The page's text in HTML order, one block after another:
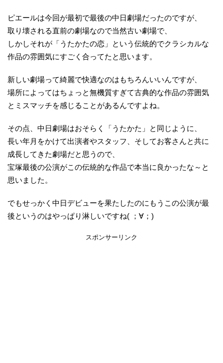
ピエールは今回が最初で最後の中日劇場だったのですが、
取り壊される直前の劇場なので当然古い劇場で、
しかしそれが「うたかたの恋」という伝統的でクラシカルな
作品の雰囲気にすごく合ってたと思います。
新しい劇場って綺麗で快適なのはもちろんいいんですが、
場所によってはちょっと無機質すぎて古典的な作品の雰囲気
とミスマッチを感じることがあるんですよね。
その点、中日劇場はおそらく「うたかた」と同じように、
長い年月をかけて出演者やスタッフ、そしてお客さんと共に
成長してきた劇場だと思うので、
宝塚最後の公演がこの伝統的な作品で本当に良かったな～と
思いました。
でもせっかく中日デビューを果たしたのにもうこの公演が最
後というのはやっぱり淋しいですね( ；∀；)
スポンサーリンク